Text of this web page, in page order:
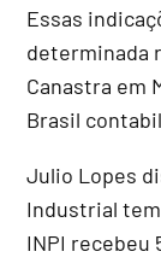
Essas
determinada
Canastra em
Brasil
Julio Lopes
Industrial
INPI recebeu